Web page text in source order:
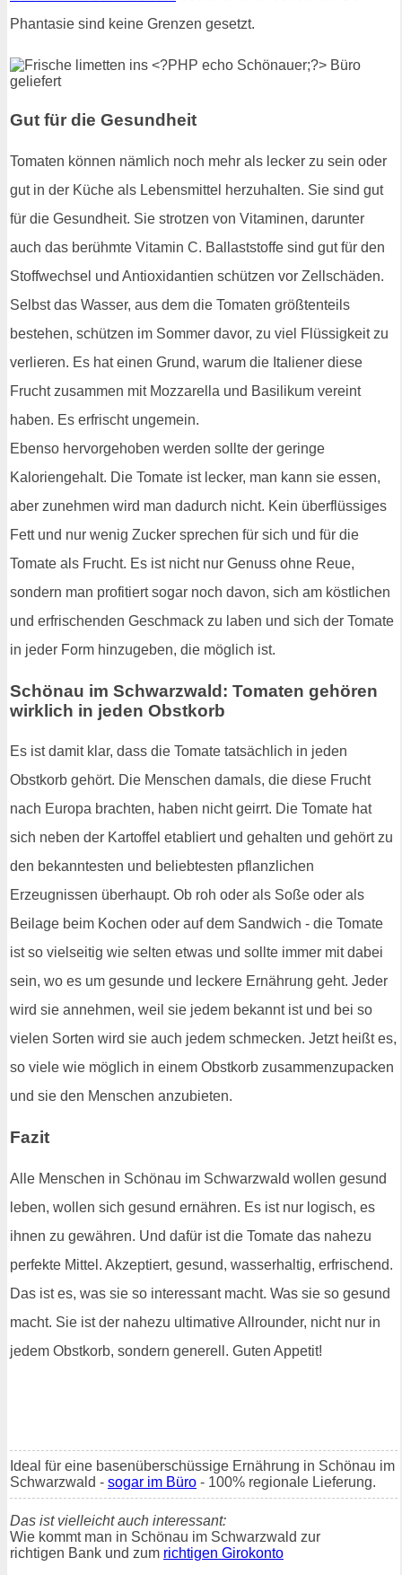
Phantasie sind keine Grenzen gesetzt.
Gut für die Gesundheit
Tomaten können nämlich noch mehr als lecker zu sein oder
gut in der Küche als Lebensmittel herzuhalten. Sie sind gut
für die Gesundheit. Sie strotzen von Vitaminen, darunter
auch das berühmte Vitamin C. Ballaststoffe sind gut für den
Stoffwechsel und Antioxidantien schützen vor Zellschäden.
Selbst das Wasser, aus dem die Tomaten größtenteils
bestehen, schützen im Sommer davor, zu viel Flüssigkeit zu
verlieren. Es hat einen Grund, warum die Italiener diese
Frucht zusammen mit Mozzarella und Basilikum vereint
haben. Es erfrischt ungemein.
Ebenso hervorgehoben werden sollte der geringe
Kaloriengehalt. Die Tomate ist lecker, man kann sie essen,
aber zunehmen wird man dadurch nicht. Kein überflüssiges
Fett und nur wenig Zucker sprechen für sich und für die
Tomate als Frucht. Es ist nicht nur Genuss ohne Reue,
sondern man profitiert sogar noch davon, sich am köstlichen
und erfrischenden Geschmack zu laben und sich der Tomate
in jeder Form hinzugeben, die möglich ist.
Schönau im Schwarzwald: Tomaten gehören
wirklich in jeden Obstkorb
Es ist damit klar, dass die Tomate tatsächlich in jeden
Obstkorb gehört. Die Menschen damals, die diese Frucht
nach Europa brachten, haben nicht geirrt. Die Tomate hat
sich neben der Kartoffel etabliert und gehalten und gehört zu
den bekanntesten und beliebtesten pflanzlichen
Erzeugnissen überhaupt. Ob roh oder als Soße oder als
Beilage beim Kochen oder auf dem Sandwich - die Tomate
ist so vielseitig wie selten etwas und sollte immer mit dabei
sein, wo es um gesunde und leckere Ernährung geht. Jeder
wird sie annehmen, weil sie jedem bekannt ist und bei so
vielen Sorten wird sie auch jedem schmecken. Jetzt heißt es,
so viele wie möglich in einem Obstkorb zusammenzupacken
und sie den Menschen anzubieten.
Fazit
Alle Menschen in Schönau im Schwarzwald wollen gesund
leben, wollen sich gesund ernähren. Es ist nur logisch, es
ihnen zu gewähren. Und dafür ist die Tomate das nahezu
perfekte Mittel. Akzeptiert, gesund, wasserhaltig, erfrischend.
Das ist es, was sie so interessant macht. Was sie so gesund
macht. Sie ist der nahezu ultimative Allrounder, nicht nur in
jedem Obstkorb, sondern generell. Guten Appetit!
Ideal für eine basenüberschüssige Ernährung in Schönau im
Schwarzwald - sogar im Büro - 100% regionale Lieferung.
Das ist vielleicht auch interessant:
Wie kommt man in Schönau im Schwarzwald zur
richtigen Bank und zum richtigen Girokonto